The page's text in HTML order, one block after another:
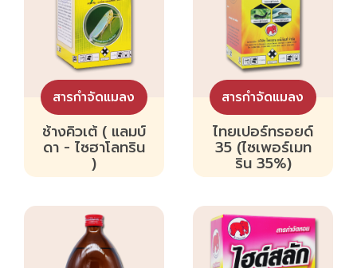
สารกำจัดแมลง
ช้างคิวเต้ ( แลมบ์
ดา - ไซฮาโลทริน
)
สารกำจัดแมลง
ไทยเปอร์ทรอยด์
35 (ไซเพอร์เมท
ริน 35%)